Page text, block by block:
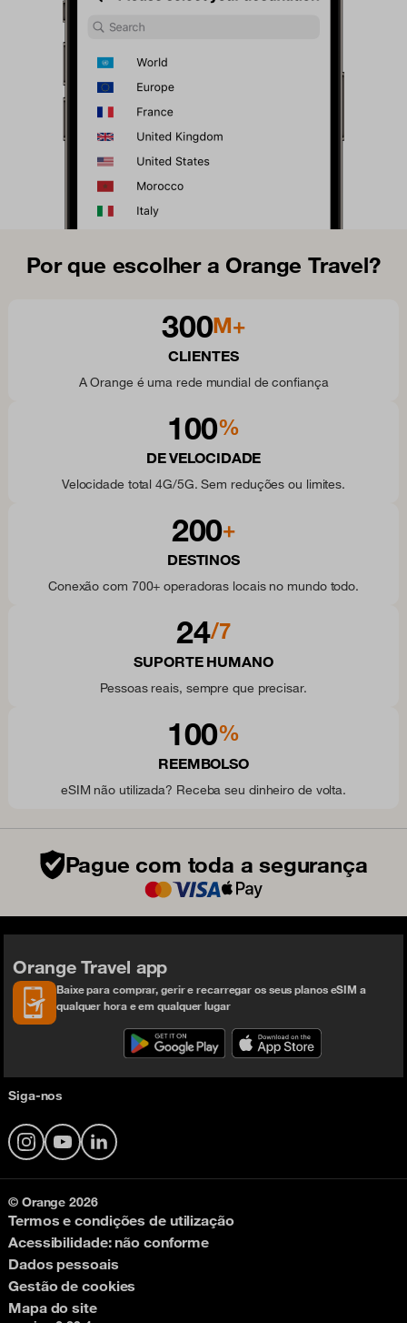
Por que escolher a Orange Travel?
300M+
CLIENTES
A Orange é uma rede mundial de confiança
100%
DE VELOCIDADE
Velocidade total 4G/5G. Sem reduções ou limites.
200+
DESTINOS
Conexão com 700+ operadoras locais no mundo todo.
24/7
SUPORTE HUMANO
Pessoas reais, sempre que precisar.
100%
REEMBOLSO
eSIM não utilizada? Receba seu dinheiro de volta.
Pague com toda a segurança
Orange Travel app
Baixe para comprar, gerir e recarregar os seus planos eSIM a
qualquer hora e em qualquer lugar
Siga-nos
InstagramYouTubeLinkedIn
© Orange 2026
Termos e condições de utilização
Acessibilidade: não conforme
Dados pessoais
Gestão de cookies
Mapa do site